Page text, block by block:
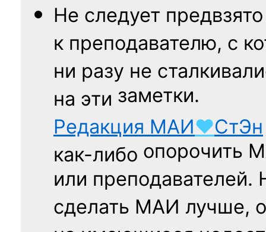
Не следует
к преподавателю, с
ни разу не
на эти заметки.
Редакция МАИ♥СтЭн
как-либо опорочить
или
сделать МАИ лучше,